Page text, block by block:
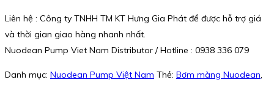
Liên hệ : Công ty TNHH TM KT Hưng Gia Phát để được hỗ trợ giá
và thời gian giao hàng nhanh nhất.
Nuodean Pump Viet Nam Distributor / Hotline : 0938 336 079
Danh mục: Nuodean Pump Việt Nam Thẻ: Bơm màng Nuodean